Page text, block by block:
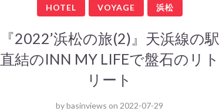
HOTEL VOYAGE 浜松
『2022’浜松の旅(2)』天浜線の駅
直結のINN MY LIFEで盤石のリト
リート
bybasinviews on 2022-07-29